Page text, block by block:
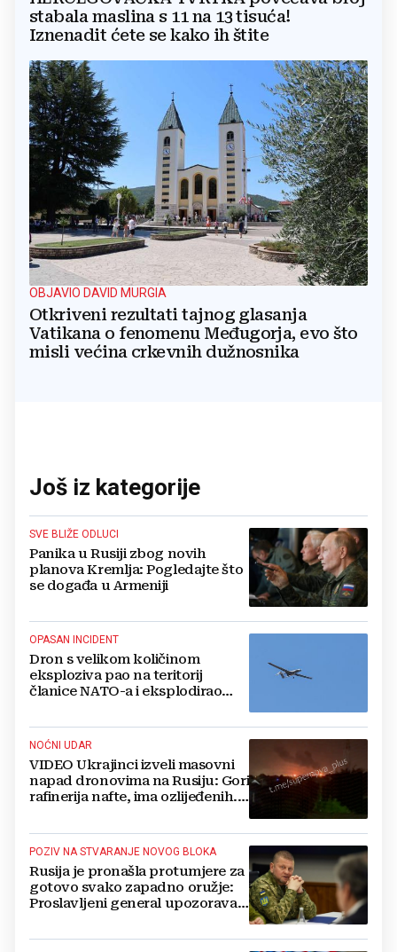
stabala maslina s 11 na 13 tisuća!
Iznenadit ćete se kako ih štite
OBJAVIO DAVID MURGIA
Otkriveni rezultati tajnog glasanja
Vatikana o fenomenu Međugorja, evo što
misli većina crkevnih dužnosnika
Još iz kategorije
SVE BLIŽE ODLUCI
Panika u Rusiji zbog novih
planova Kremlja: Pogledajte što
se događa u Armeniji
OPASAN INCIDENT
Dron s velikom količinom
eksploziva pao na teritorij
članice NATO-a i eksplodirao
NOĆNI UDAR
VIDEO Ukrajinci izveli masovni
napad dronovima na Rusiju: Gori
rafinerija nafte, ima ozlijeđenih.
POZIV NA STVARANJE NOVOG BLOKA
Rusija je pronašla protumjere za
gotovo svako zapadno oružje:
Proslavljeni general upozorava